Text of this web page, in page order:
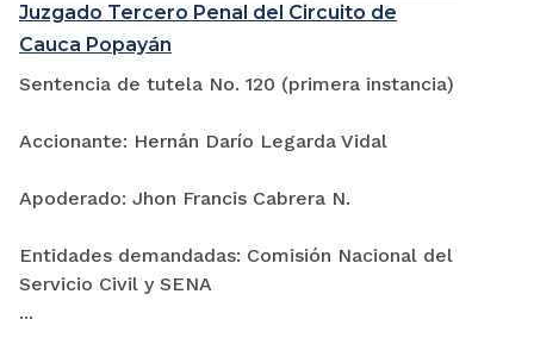
Juzgado Tercero Penal del Circuito de
Cauca Popayán
Sentencia de tutela No. 120 (primera instancia)
Accionante: Hernán Darío Legarda Vidal
Apoderado: Jhon Francis Cabrera N.
Entidades demandadas: Comisión Nacional del
Servicio Civil y SENA
...